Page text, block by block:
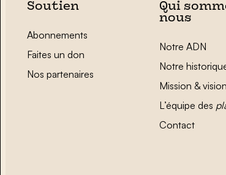
Soutien
Abonnements
Faites un don
Nos partenaires
Qui
nous
Notre ADN
Notre
Mission & vision
L’équipe des
Contact